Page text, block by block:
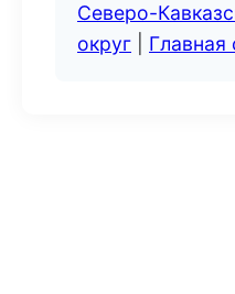
Северо-
округ
Главная